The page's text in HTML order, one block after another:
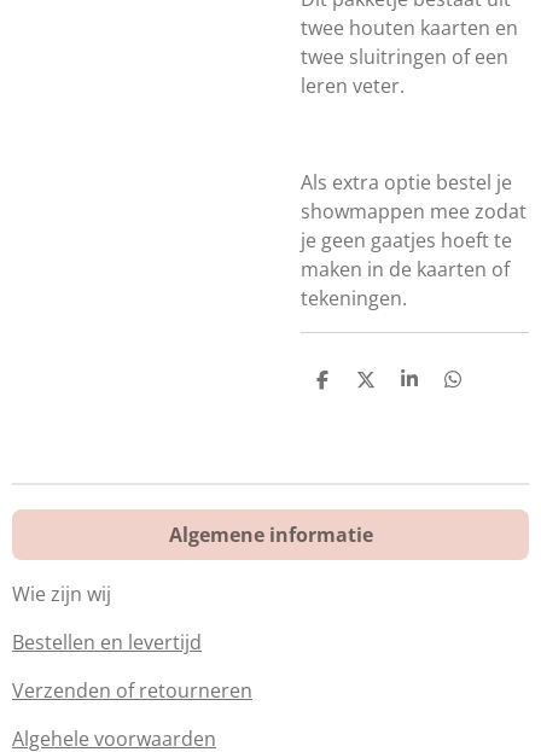
twee houten kaarten en
twee sluitringen of een
leren veter.
Als extra optie bestel je
showmappen mee zodat
je geen gaatjes hoeft te
maken in de kaarten of
tekeningen.
D
D
S
D
Algemene informatie
Wie zijn wij
Bestellen en levertijd
Verzenden of retourneren
Algehele voorwaarden